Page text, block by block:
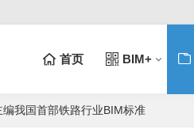
首页 BIM+
我国首部铁路行业BIM标准